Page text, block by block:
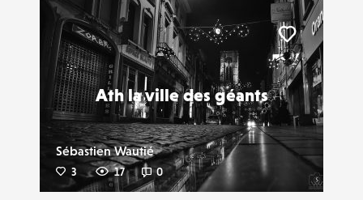
Ath la ville des géants
Sébastien Wautié
3 17 0
Liker